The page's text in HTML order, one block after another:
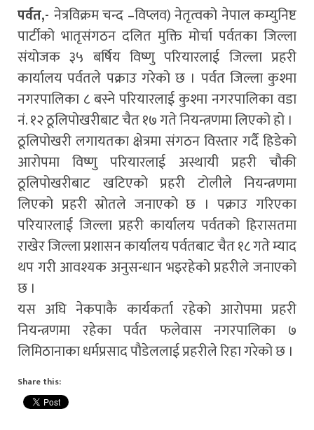
पर्वत,- नेत्रविक्रम चन्द –विप्लव) नेतृत्वको नेपाल कम्युनिष्ट
पार्टीको भातृसंगठन दलित मुक्ति मोर्चा पर्वतका जिल्ला
संयोजक ३५ बर्षिय विष्णु परियारलाई जिल्ला प्रहरी
कार्यालय पर्वतले पक्राउ गरेको छ । पर्वत जिल्ला कुश्मा
नगरपालिका ८ बस्ने परियारलाई कुश्मा नगरपालिका वडा
नं. १२ ठूलिपोखरीबाट चैत १७ गते नियन्त्रणमा लिएको हो ।
ठूलिपोखरी लगायतका क्षेत्रमा संगठन विस्तार गर्दै हिडेको
आरोपमा विष्णु परियारलाई अस्थायी प्रहरी चौकी
ठूलिपोखरीबाट खटिएको प्रहरी टोलीले नियन्त्रणमा
लिएको प्रहरी स्रोतले जनाएको छ । पक्राउ गरिएका
परियारलाई जिल्ला प्रहरी कार्यालय पर्वतको हिरासतमा
राखेर जिल्ला प्रशासन कार्यालय पर्वतबाट चैत १८ गते म्याद
थप गरी आवश्यक अनुसन्धान भइरहेको प्रहरीले जनाएको
छ ।
यस अघि नेकपाकै कार्यकर्ता रहेको आरोपमा प्रहरी
नियन्त्रणमा रहेका पर्वत फलेवास नगरपालिका ७
लिमिठानाका धर्मप्रसाद पौडेललाई प्रहरीले रिहा गरेको छ ।
Share this: